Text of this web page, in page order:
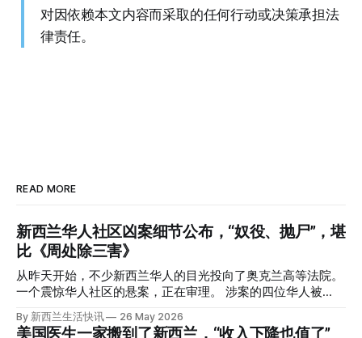
对因依赖本文内容而采取的任何行动或决策承担法
律责任。
READ MORE
新西兰华人社区凶案细节公布，“奴役、抛尸”，堪
比《周处除三害》
从昨天开始，不少新西兰华人的目光投向了奥克兰高等法院。
一个震惊华人社区的悬案，正在审理。 涉案的四位华人被
告，站在了法庭，被控与一位70岁中国女人的死有关。 事情
的复杂程度，远超人们的想象。 神秘的黑色塑料袋 先让我们
By 新西兰生活快讯 26 May 2026
美国医生一家搬到了新西兰，“收入下降也值了”